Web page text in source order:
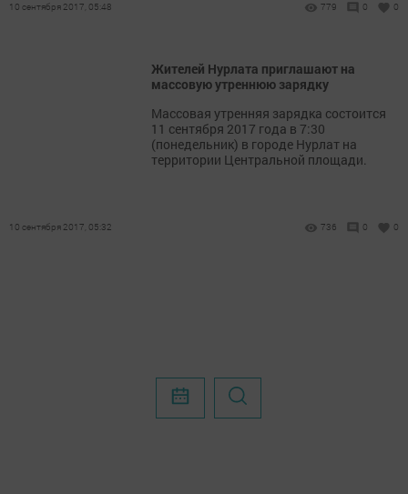
10 сентября 2017, 05:48 779 0 0
Жителей Нурлата приглашают на
массовую утреннюю зарядку
Массовая утренняя зарядка состоится
11 сентября 2017 года в 7:30
(понедельник) в городе Нурлат на
территории Центральной площади.
10 сентября 2017, 05:32 736 0 0